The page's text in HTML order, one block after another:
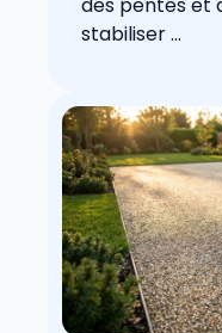
des pentes et
stabiliser ...